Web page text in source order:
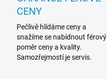
CENY
Pečlivě hlídáme ceny a
snažíme se nabídnout férový
poměr ceny a kvality.
Samozřejmostí je servis.